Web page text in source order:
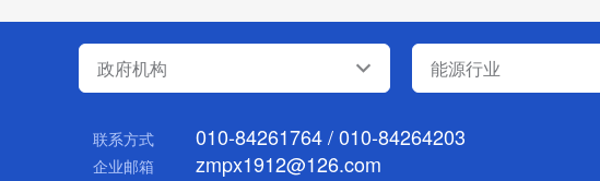
政府机构 能源行业
联系方式 010-84261764 / 010-84264203
企业邮箱
zmpx1912@126.com